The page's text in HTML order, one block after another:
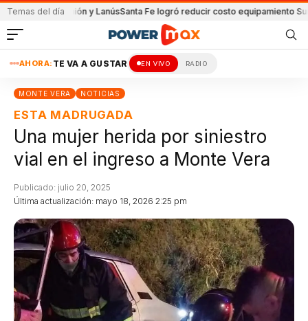
Temas del día
de Unión y LanúsSanta Fe logró reducir costo equipamiento
AHORA: TE VA A GUSTAR EN VIVO RADIO
MONTE VERA NOTICIAS
ESTA MADRUGADA
Una mujer herida por siniestro
vial en el ingreso a Monte Vera
Última actualización: mayo 18, 2026 2:25 pm
Publicado: julio 20, 2025